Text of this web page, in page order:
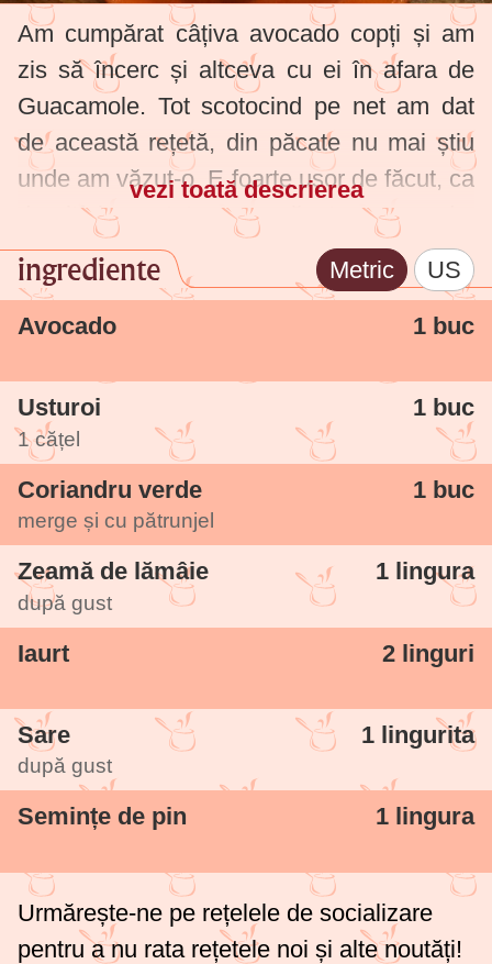
Am cumpărat câțiva avocado copți și am
zis să încerc și altceva cu ei în afara de
Guacamole. Tot scotocind pe net am dat
de această rețetă, din păcate nu mai știu
unde am văzut-o. E foarte ușor de făcut, ca
de altfel cam tot ce am văzut cu avocado.
Gustul e foarte răcoros, ușor. Merge
excelent pe pâine prăjită, dar și simplă.
am mai pus, mi s-a părut că e mai bună
așa. În schimb am garnisit-o cu niște
semințe de pin care s-au integrat perfect.
vezi toată descrierea
ingrediente Metric US
Avocado 1 buc
Usturoi 1 buc
1 cățel
Coriandru verde 1 buc
merge și cu pătrunjel
Zeamă de lămâie 1 lingura
după gust
Iaurt 2 linguri
Sare 1 lingurita
după gust
Semințe de pin 1 lingura
Urmărește-ne pe rețelele de socializare
pentru a nu rata rețetele noi și alte noutăți!